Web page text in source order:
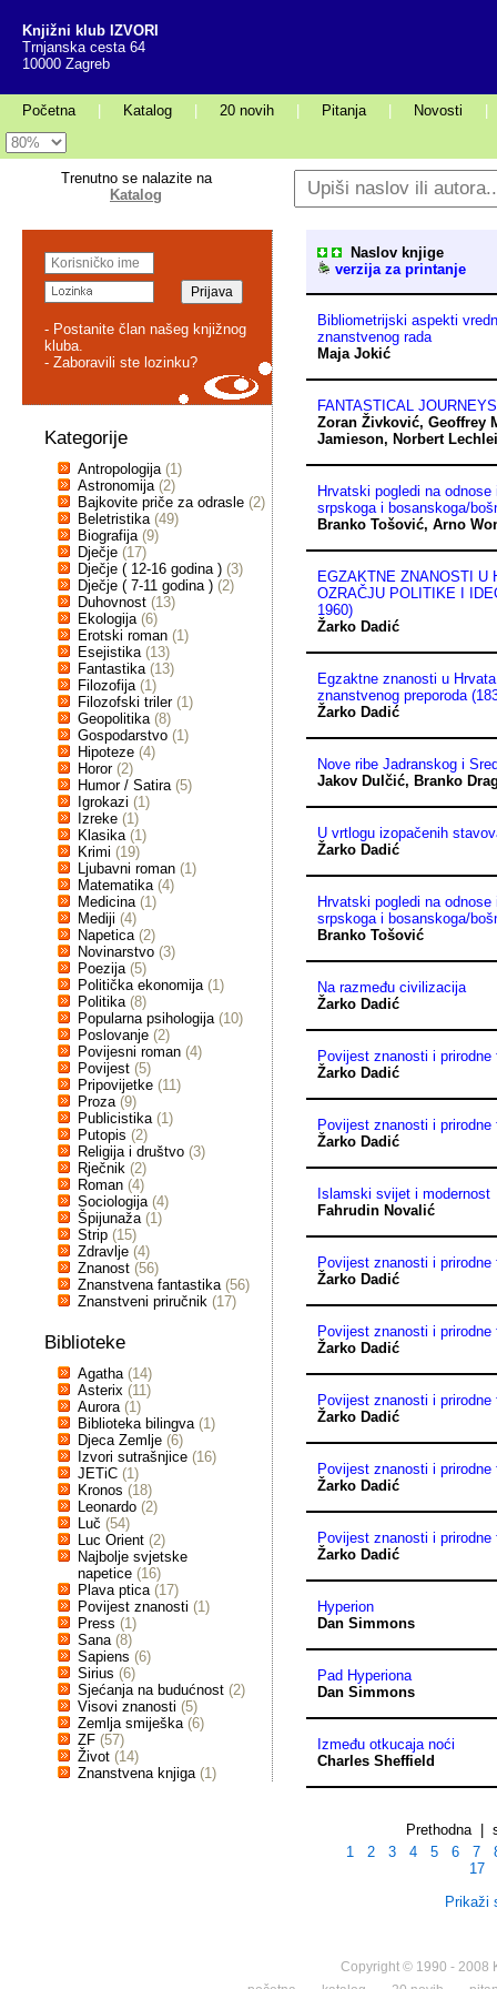
Knjižni klub IZVORI
Trnjanska cesta 64
10000 Zagreb
Početna Katalog 20 novih Pitanja Novosti
Trenutno se nalazite na
Katalog
- Postanite član našeg knjižnog
kluba.
- Zaboravili ste lozinku?
Kategorije
Antropologija (1)
Astronomija (2)
Bajkovite priče za odrasle (2)
Beletristika (49)
Biografija (9)
Dječje (17)
Dječje ( 12-16 godina ) (3)
Dječje ( 7-11 godina ) (2)
Duhovnost (13)
Ekologija (6)
Erotski roman (1)
Esejistika (13)
Fantastika (13)
Filozofija (1)
Filozofski triler (1)
Geopolitika (8)
Gospodarstvo (1)
Hipoteze (4)
Horor (2)
Humor / Satira (5)
Igrokazi (1)
Izreke (1)
Klasika (1)
Krimi (19)
Ljubavni roman (1)
Matematika (4)
Medicina (1)
Mediji (4)
Napetica (2)
Novinarstvo (3)
Poezija (5)
Politička ekonomija (1)
Politika (8)
Popularna psihologija (10)
Poslovanje (2)
Povijesni roman (4)
Povijest (5)
Pripovijetke (11)
Proza (9)
Publicistika (1)
Putopis (2)
Religija i društvo (3)
Rječnik (2)
Roman (4)
Sociologija (4)
Špijunaža (1)
Strip (15)
Zdravlje (4)
Znanost (56)
Znanstvena fantastika (56)
Znanstveni priručnik (17)
Biblioteke
Agatha (14)
Asterix (11)
Aurora (1)
Biblioteka bilingva (1)
Djeca Zemlje (6)
Izvori sutrašnjice (16)
JETiC (1)
Kronos (18)
Leonardo (2)
Luč (54)
Luc Orient (2)
Najbolje svjetske
napetice (16)
Plava ptica (17)
Povijest znanosti (1)
Press (1)
Sana (8)
Sapiens (6)
Sirius (6)
Sjećanja na budućnost (2)
Visovi znanosti (5)
Zemlja smiješka (6)
ZF (57)
Život (14)
Znanstvena knjiga (1)
Naslov knjige
verzija za printanje
Bibliometrijski aspekti
znanstvenog rada
Maja Jokić
FANTASTICAL
Zoran Živković,Geoffrey
Jamieson, Norbert
Hrvatski pogledi na
srpskoga i bosanskoga/
Branko Tošović,Arno
EGZAKTNE ZNANOSTI U
OZRAČJU POLITIKE I
1960)
Žarko Dadić
Egzaktne znanosti u
znanstvenog preporoda
Žarko Dadić
Nove ribe Jadranskog i
Jakov Dulčić, Branko
U vrtlogu izopačenih
Žarko Dadić
Hrvatski pogledi na
srpskoga i bosanskoga/
Branko Tošović
Na razmeđu civilizacija
Žarko Dadić
Povijest znanosti i
Žarko Dadić
Povijest znanosti i
Žarko Dadić
Islamski svijet i modernost
Fahrudin Novalić
Povijest znanosti i
Žarko Dadić
Povijest znanosti i
Žarko Dadić
Povijest znanosti i
Žarko Dadić
Povijest znanosti i
Žarko Dadić
Povijest znanosti i
Žarko Dadić
Hyperion
Dan Simmons
Pad Hyperiona
Dan Simmons
Između otkucaja noći
Charles Sheffield
Prethodna |
1
2 3 4 5 6 7
17
Prikaži
Copyright © 1990 - 2008